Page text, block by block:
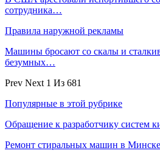
сотрудника…
Правила наружной рекламы
Машины бросают со скалы и
безумных…
Prev Next 1 Из 681
Популярные в этой рубрике
Обращение к разработчику систем
Ремонт стиральных машин в